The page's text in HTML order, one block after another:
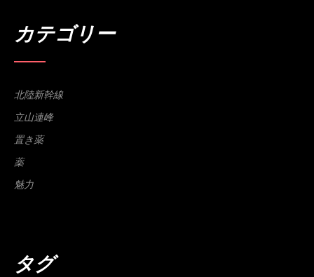
カテゴリー
北陸新幹線
立山連峰
置き薬
薬
魅力
タグ